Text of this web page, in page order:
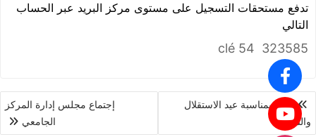
تدفع مستحقات التسجيل على مستوى مركز البريد عبر الحساب
التالي
323585
دعوة بمناسبة عيد الاستقلال
والشباب
إجتماع مجلس إدارة المركز
الجامعي